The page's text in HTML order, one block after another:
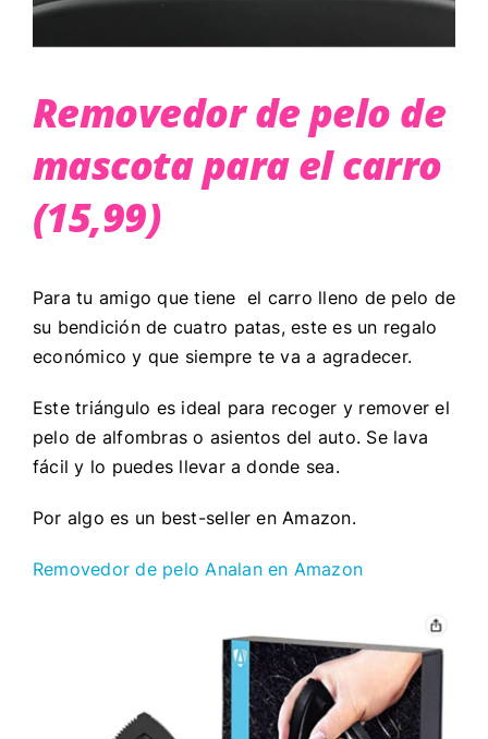
Removedor de pelo de
mascota para el carro
(15,99)
Para tu amigo que tiene el carro lleno de pelo de
su bendición de cuatro patas, este es un regalo
económico y que siempre te va a agradecer.
Este triángulo es ideal para recoger y remover el
pelo de alfombras o asientos del auto. Se lava
fácil y lo puedes llevar a donde sea.
Por algo es un best-seller en Amazon.
Removedor de pelo Analan en Amazon